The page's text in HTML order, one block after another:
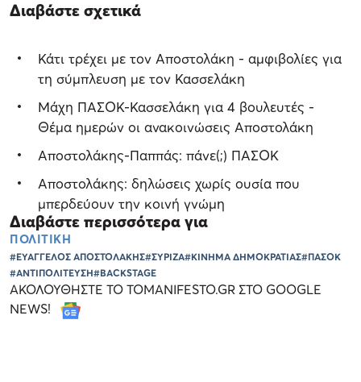
Διαβάστε σχετικά
Κάτι τρέχει με τον Αποστολάκη - αμφιβολίες για
τη σύμπλευση με τον Κασσελάκη
Μάχη ΠΑΣΟΚ-Κασσελάκη για 4 βουλευτές -
Θέμα ημερών οι ανακοινώσεις Αποστολάκη
Αποστολάκης-Παππάς: πάνε(;) ΠΑΣΟΚ
Αποστολάκης: δηλώσεις χωρίς ουσία που
μπερδεύουν την κοινή γνώμη
Διαβάστε περισσότερα για
ΠΟΛΙΤΙΚΗ
#ΕΥΑΓΓΕΛΟΣ ΑΠΟΣΤΟΛΑΚΗΣ#ΣΥΡΙΖΑ#ΚΙΝΗΜΑ ΔΗΜΟΚΡΑΤΙΑΣ#ΠΑΣΟΚ
#ΑΝΤΙΠΟΛΙΤΕΥΣΗ#BACKSTAGE
ΑΚΟΛΟΥΘΗΣΤΕ ΤΟ TOMANIFESTO.GR ΣΤΟ GOOGLE
NEWS!